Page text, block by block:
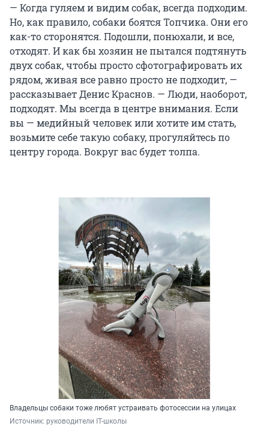
— Когда гуляем и видим собак, всегда подходим.
Но, как правило, собаки боятся Топчика. Они его
как-то сторонятся. Подошли, понюхали, и все,
отходят. И как бы хозяин не пытался подтянуть
двух собак, чтобы просто сфотографировать их
рядом, живая все равно просто не подходит, —
рассказывает Денис Краснов. — Люди, наоборот,
подходят. Мы всегда в центре внимания. Если
вы — медийный человек или хотите им стать,
возьмите себе такую собаку, прогуляйтесь по
центру города. Вокруг вас будет толпа.
Владельцы собаки тоже любят устраивать фотосессии на улицах
Источник: руководители IT-школы